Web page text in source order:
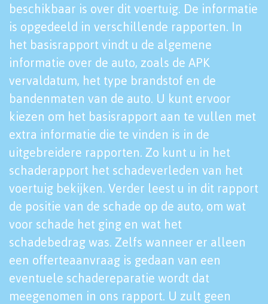
beschikbaar is over dit voertuig. De informatie
is opgedeeld in verschillende rapporten. In
het basisrapport vindt u de algemene
informatie over de auto, zoals de APK
vervaldatum, het type brandstof en de
bandenmaten van de auto. U kunt ervoor
kiezen om het basisrapport aan te vullen met
extra informatie die te vinden is in de
uitgebreidere rapporten. Zo kunt u in het
schaderapport het schadeverleden van het
voertuig bekijken. Verder leest u in dit rapport
de positie van de schade op de auto, om wat
voor schade het ging en wat het
schadebedrag was. Zelfs wanneer er alleen
een offerteaanvraag is gedaan van een
eventuele schadereparatie wordt dat
meegenomen in ons rapport. U zult geen